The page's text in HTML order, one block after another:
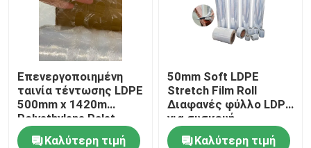
Επενεργοποιημένη
ταινία τέντωσης LDPE
500mm x 1420m
Polyethylene Palet
Wrap Roll
Καλύτερη τιμή
50mm Soft LDPE
Stretch Film Roll
Διαφανές φύλλο LDPE
για συσκευή
περιτύλιξης
Καλύτερη τιμή